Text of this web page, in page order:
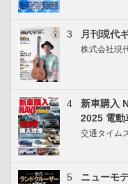
3 月刊現代
株式会社現
4
新車購入
2025 電動
交通タイム
5
ニューモ